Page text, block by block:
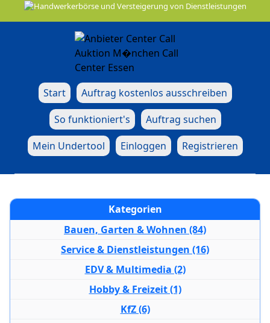
Start
Auftrag kostenlos ausschreiben
So funktioniert's
Auftrag suchen
Mein Undertool
Einloggen Registrieren
Kategorien
Bauen, Garten & Wohnen (84)
Service & Dienstleistungen (16)
EDV & Multimedia (2)
Hobby & Freizeit (1)
KfZ (6)